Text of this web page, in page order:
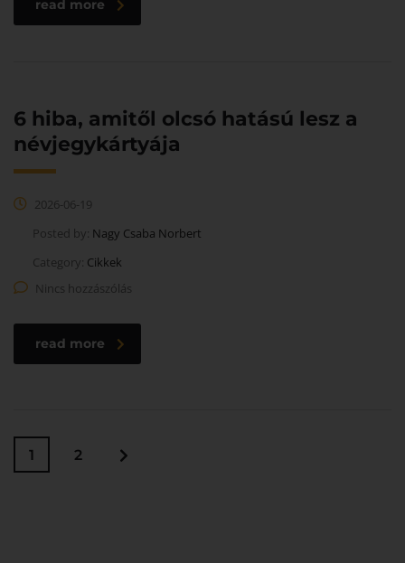
read more
6 hiba, amitől olcsó hatású lesz a
névjegykártyája
2026-06-19
Posted by: Nagy Csaba Norbert
Category: Cikkek
Nincs hozzászólás
read more
1 2